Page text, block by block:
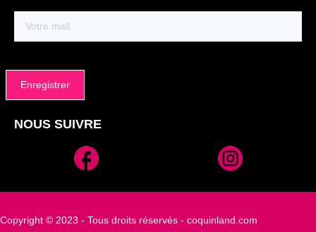
Alternative:
NOUS SUIVRE
Copyright © 2023 - Tous droits réservés - coquinland.com